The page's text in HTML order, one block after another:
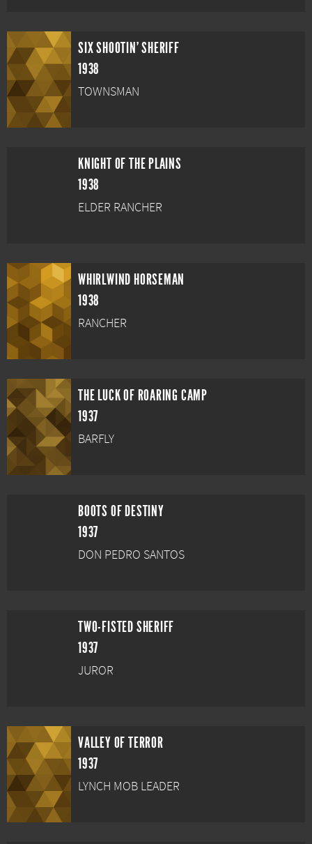
SIX SHOOTIN' SHERIFF
1938
TOWNSMAN
KNIGHT OF THE PLAINS
1938
ELDER RANCHER
WHIRLWIND HORSEMAN
1938
RANCHER
THE LUCK OF ROARING CAMP
1937
BARFLY
BOOTS OF DESTINY
1937
DON PEDRO SANTOS
TWO-FISTED SHERIFF
1937
JUROR
VALLEY OF TERROR
1937
LYNCH MOB LEADER